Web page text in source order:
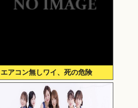
エアコン無しワイ、死の危険